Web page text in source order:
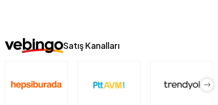
Satış Kanalları